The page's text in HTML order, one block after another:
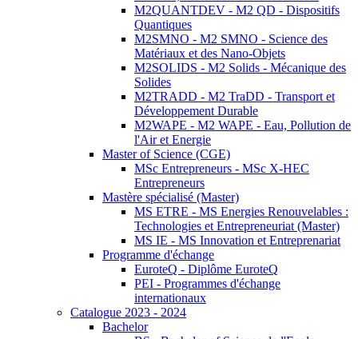
M2QUANTDEV - M2 QD - Dispositifs
Quantiques
M2SMNO - M2 SMNO - Science des
Matériaux et des Nano-Objets
M2SOLIDS - M2 Solids - Mécanique des
Solides
M2TRADD - M2 TraDD - Transport et
Développement Durable
M2WAPE - M2 WAPE - Eau, Pollution de
l'Air et Energie
Master of Science (CGE)
MSc Entrepreneurs - MSc X-HEC
Entrepreneurs
Mastère spécialisé (Master)
MS ETRE - MS Energies Renouvelables :
Technologies et Entrepreneuriat (Master)
MS IE - MS Innovation et Entreprenariat
Programme d'échange
EuroteQ - Diplôme EuroteQ
PEI - Programmes d'échange
internationaux
Catalogue 2023 - 2024
Bachelor